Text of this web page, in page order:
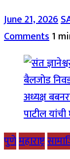
June 21, 2026
Comments1
पुणेमहाराष्ट्र